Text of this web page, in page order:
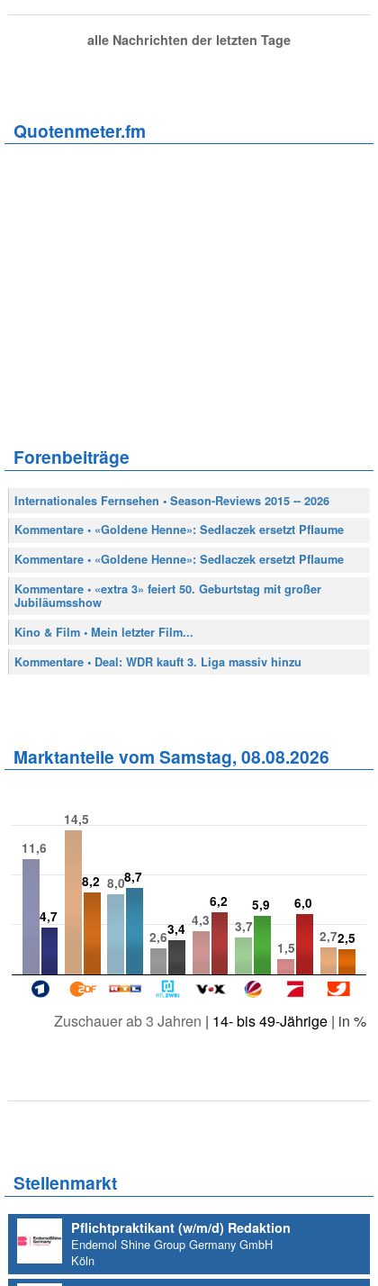
alle Nachrichten der letzten Tage
Quotenmeter.fm
Forenbeiträge
Internationales Fernsehen • Season-Reviews 2015 -- 2026
Kommentare • «Goldene Henne»: Sedlaczek ersetzt Pflaume
Kommentare • «Goldene Henne»: Sedlaczek ersetzt Pflaume
Kommentare • «extra 3» feiert 50. Geburtstag mit großer
Jubiläumsshow
Kino & Film • Mein letzter Film...
Kommentare • Deal: WDR kauft 3. Liga massiv hinzu
Marktanteile vom Samstag, 08.08.2026
11,6
14,5
8,0
2,6
4,3
3,7
1,5
2,7
4,7
8,2 8,7
3,4
6,2 5,9 6,0
2,5
Zuschauer ab 3 Jahren | 14- bis 49-Jährige| in %
Stellenmarkt
Pflichtpraktikant (w/m/d) Redaktion
Endemol Shine Group Germany GmbH
Köln